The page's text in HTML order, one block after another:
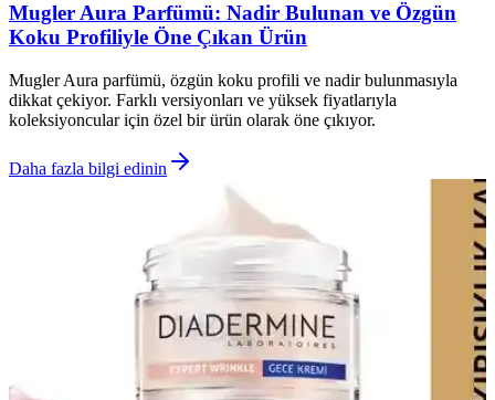
Mugler Aura Parfümü: Nadir Bulunan ve Özgün
Koku Profiliyle Öne Çıkan Ürün
Mugler Aura parfümü, özgün koku profili ve nadir bulunmasıyla
dikkat çekiyor. Farklı versiyonları ve yüksek fiyatlarıyla
koleksiyoncular için özel bir ürün olarak öne çıkıyor.
Daha fazla bilgi edinin